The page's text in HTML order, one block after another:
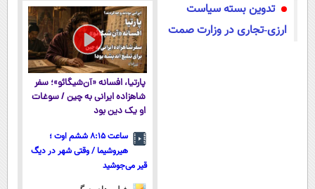
پرداخت قسطی
تدوین بسته سیاست
ارزی‑تجاری در وزارت صمت
پارتیا، افسانه «آن‌شیگائو»؛ سفر
شاهزاده ایرانی به چین / سوغات
او یک دین بود
ساعت ۸:۱۵ ششم اوت ؛
هیروشیما / وقتی شهر در دیگ
قیر می‌جوشید